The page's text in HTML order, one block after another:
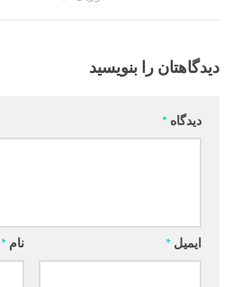
دیدگاهتان را بنویسید
دیدگاه *
نام * ایمیل *